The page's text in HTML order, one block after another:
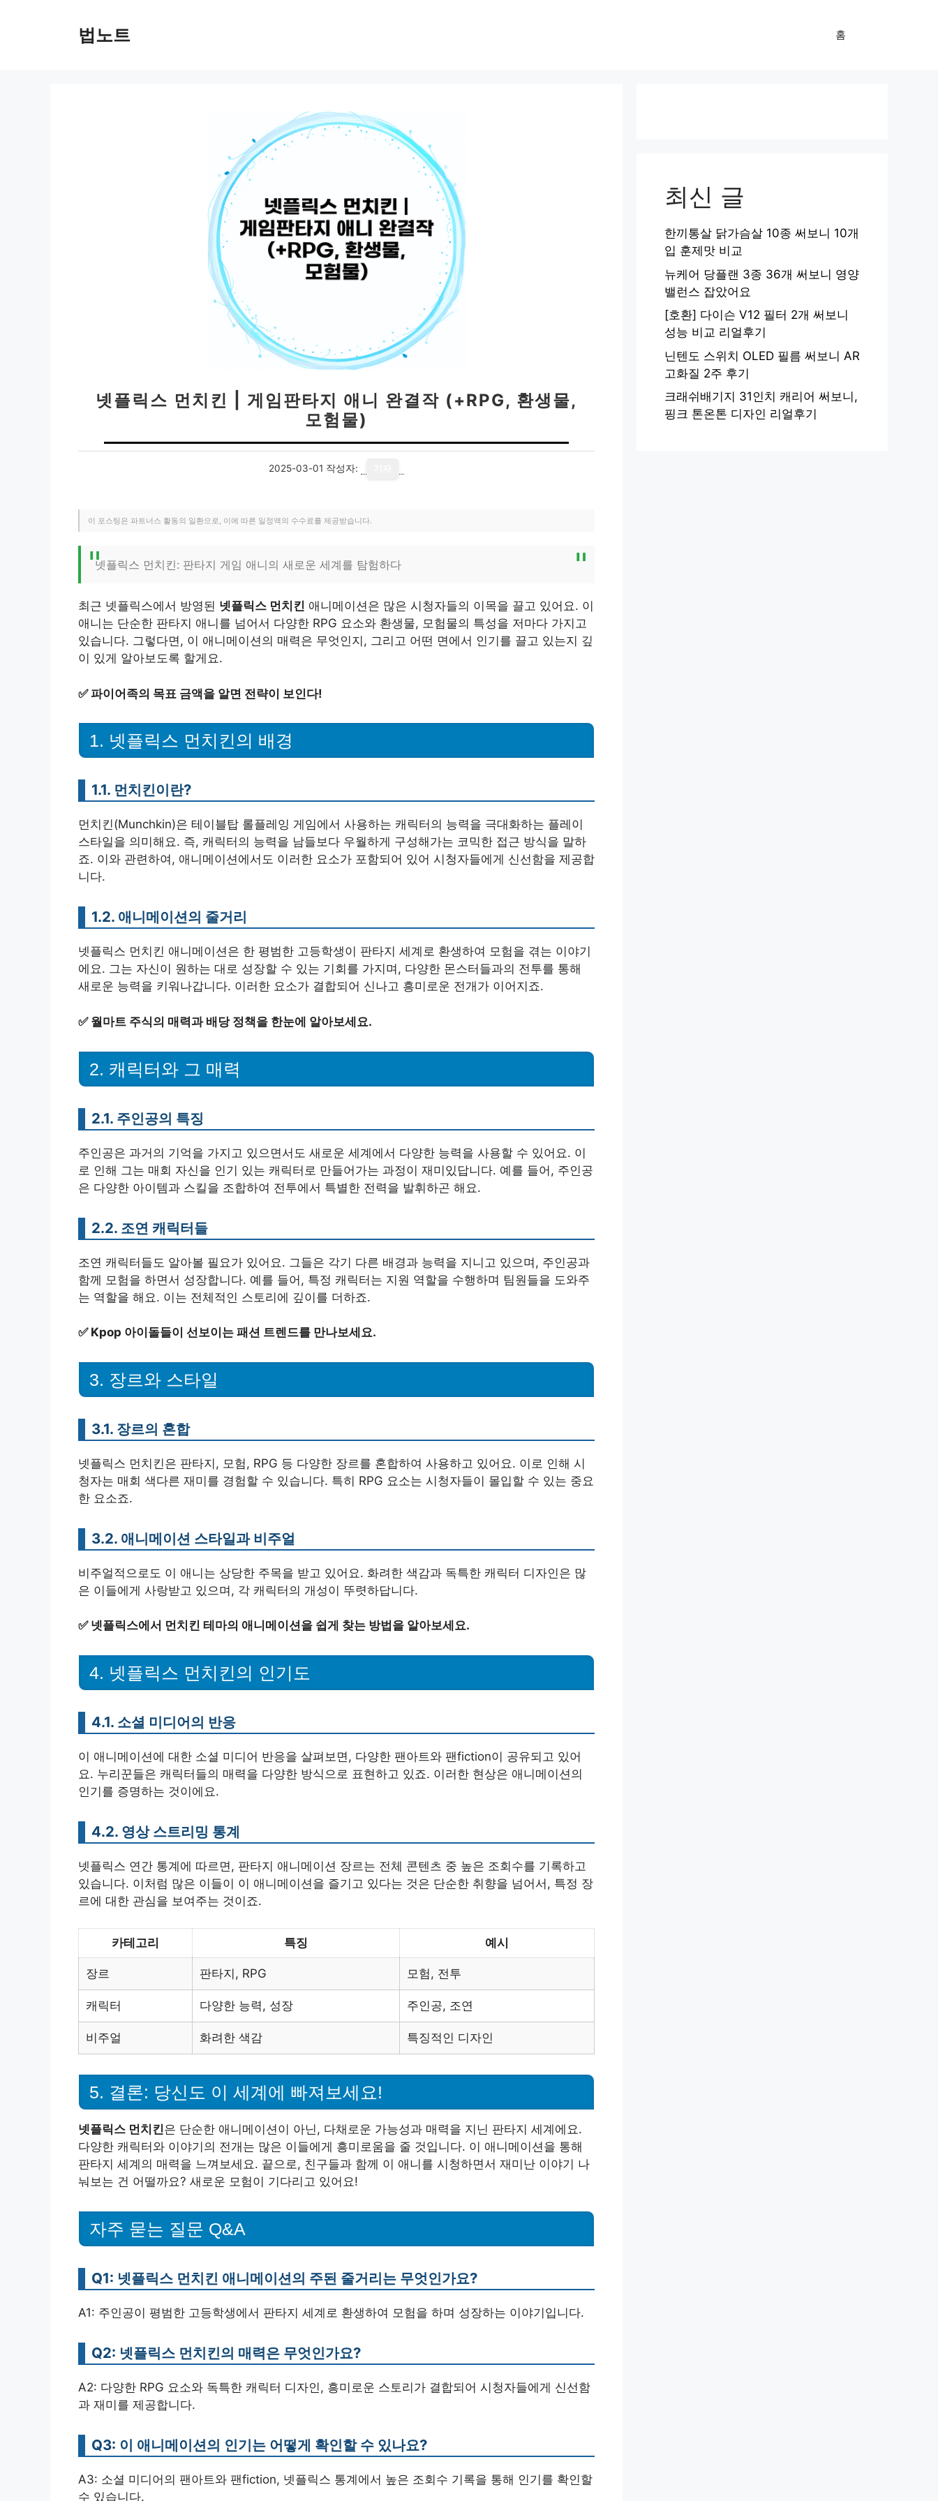
법노트 홈
넷플릭스 먼치킨 | 게임판타지 애니 완결작 (+RPG, 환생물,
모험물)
2025-03-01 작성자:
이 포스팅은 파트너스 활동의 일환으로, 이에 따른 일정액의 수수료를 제공받습니다.
넷플릭스 먼치킨: 판타지 게임 애니의 새로운 세계를 탐험하다
최근 넷플릭스에서 방영된 넷플릭스 먼치킨 애니메이션은 많은 시청자들의 이목을 끌고 있어요. 이
애니는 단순한 판타지 애니를 넘어서 다양한 RPG 요소와 환생물, 모험물의 특성을 저마다 가지고
있습니다. 그렇다면, 이 애니메이션의 매력은 무엇인지, 그리고 어떤 면에서 인기를 끌고 있는지 깊
이 있게 알아보도록 할게요.
✅ 파이어족의 목표 금액을 알면 전략이 보인다!
1. 넷플릭스 먼치킨의 배경
1.1. 먼치킨이란?
먼치킨(Munchkin)은 테이블탑 롤플레잉 게임에서 사용하는 캐릭터의 능력을 극대화하는 플레이
스타일을 의미해요. 즉, 캐릭터의 능력을 남들보다 우월하게 구성해가는 코믹한 접근 방식을 말하
죠. 이와 관련하여, 애니메이션에서도 이러한 요소가 포함되어 있어 시청자들에게 신선함을 제공합
니다.
1.2. 애니메이션의 줄거리
넷플릭스 먼치킨 애니메이션은 한 평범한 고등학생이 판타지 세계로 환생하여 모험을 겪는 이야기
에요. 그는 자신이 원하는 대로 성장할 수 있는 기회를 가지며, 다양한 몬스터들과의 전투를 통해
새로운 능력을 키워나갑니다. 이러한 요소가 결합되어 신나고 흥미로운 전개가 이어지죠.
✅ 월마트 주식의 매력과 배당 정책을 한눈에 알아보세요.
2. 캐릭터와 그 매력
2.1. 주인공의 특징
주인공은 과거의 기억을 가지고 있으면서도 새로운 세계에서 다양한 능력을 사용할 수 있어요. 이
로 인해 그는 매회 자신을 인기 있는 캐릭터로 만들어가는 과정이 재미있답니다. 예를 들어, 주인공
은 다양한 아이템과 스킬을 조합하여 전투에서 특별한 전력을 발휘하곤 해요.
2.2. 조연 캐릭터들
조연 캐릭터들도 알아볼 필요가 있어요. 그들은 각기 다른 배경과 능력을 지니고 있으며, 주인공과
함께 모험을 하면서 성장합니다. 예를 들어, 특정 캐릭터는 지원 역할을 수행하며 팀원들을 도와주
는 역할을 해요. 이는 전체적인 스토리에 깊이를 더하죠.
✅ Kpop 아이돌들이 선보이는 패션 트렌드를 만나보세요.
3. 장르와 스타일
3.1. 장르의 혼합
넷플릭스 먼치킨은 판타지, 모험, RPG 등 다양한 장르를 혼합하여 사용하고 있어요. 이로 인해 시
청자는 매회 색다른 재미를 경험할 수 있습니다. 특히 RPG 요소는 시청자들이 몰입할 수 있는 중요
한 요소죠.
3.2. 애니메이션 스타일과 비주얼
비주얼적으로도 이 애니는 상당한 주목을 받고 있어요. 화려한 색감과 독특한 캐릭터 디자인은 많
은 이들에게 사랑받고 있으며, 각 캐릭터의 개성이 뚜렷하답니다.
✅ 넷플릭스에서 먼치킨 테마의 애니메이션을 쉽게 찾는 방법을 알아보세요.
4. 넷플릭스 먼치킨의 인기도
4.1. 소셜 미디어의 반응
이 애니메이션에 대한 소셜 미디어 반응을 살펴보면, 다양한 팬아트와 팬fiction이 공유되고 있어
요. 누리꾼들은 캐릭터들의 매력을 다양한 방식으로 표현하고 있죠. 이러한 현상은 애니메이션의
인기를 증명하는 것이에요.
4.2. 영상 스트리밍 통계
넷플릭스 연간 통계에 따르면, 판타지 애니메이션 장르는 전체 콘텐츠 중 높은 조회수를 기록하고
있습니다. 이처럼 많은 이들이 이 애니메이션을 즐기고 있다는 것은 단순한 취향을 넘어서, 특정 장
르에 대한 관심을 보여주는 것이죠.
카테고리 특징 예시
장르 판타지, RPG 모험, 전투
캐릭터 다양한 능력, 성장 주인공, 조연
비주얼 화려한 색감 특징적인 디자인
5. 결론: 당신도 이 세계에 빠져보세요!
넷플릭스 먼치킨은 단순한 애니메이션이 아닌, 다채로운 가능성과 매력을 지닌 판타지 세계에요.
다양한 캐릭터와 이야기의 전개는 많은 이들에게 흥미로움을 줄 것입니다. 이 애니메이션을 통해
판타지 세계의 매력을 느껴보세요. 끝으로, 친구들과 함께 이 애니를 시청하면서 재미난 이야기 나
눠보는 건 어떨까요? 새로운 모험이 기다리고 있어요!
자주 묻는 질문 Q&A
Q1: 넷플릭스 먼치킨 애니메이션의 주된 줄거리는 무엇인가요?
A1: 주인공이 평범한 고등학생에서 판타지 세계로 환생하여 모험을 하며 성장하는 이야기입니다.
Q2: 넷플릭스 먼치킨의 매력은 무엇인가요?
A2: 다양한 RPG 요소와 독특한 캐릭터 디자인, 흥미로운 스토리가 결합되어 시청자들에게 신선함
과 재미를 제공합니다.
Q3: 이 애니메이션의 인기는 어떻게 확인할 수 있나요?
A3: 소셜 미디어의 팬아트와 팬fiction, 넷플릭스 통계에서 높은 조회수 기록을 통해 인기를 확인할
수 있습니다.
최신 글
한끼통살 닭가슴살 10종 써보니 10개
입 훈제맛 비교
뉴케어 당플랜 3종 36개 써보니 영양
밸런스 잡았어요
[호환] 다이슨 V12 필터 2개 써보니
성능 비교 리얼후기
닌텐도 스위치 OLED 필름 써보니 AR
고화질 2주 후기
크래쉬배기지 31인치 캐리어 써보니,
핑크 톤온톤 디자인 리얼후기